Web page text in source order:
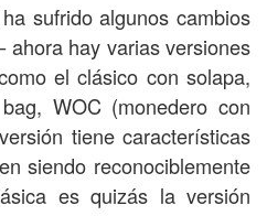
sufrido algunos cambios
hay varias versiones
el clásico con solapa,
WOC (monedero con
tiene características
siendo reconociblemente
es quizás la versión